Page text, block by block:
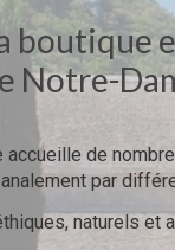
boutique
Notre-
accueille de
par
naturels et